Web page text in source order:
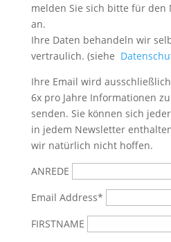
melden Sie sich bitte für den
an.
Ihre Daten behandeln wir
vertraulich. (siehe
Ihre Email wird
6x pro Jahre Informationen
senden. Sie können sich
in jedem Newsletter
wir natürlich nicht hoffen.
ANREDE
Email Address*
FIRSTNAME